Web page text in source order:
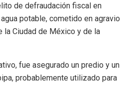
de defraudación fiscal en
potable, cometido en agravio
la Ciudad de México y de la
fue asegurado un predio y un
probablemente utilizado para